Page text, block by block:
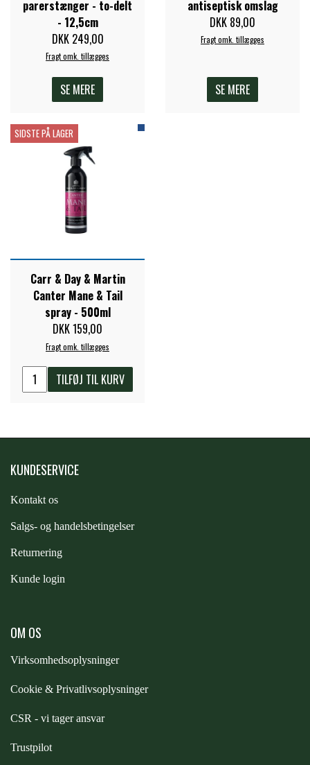
parerstænger - to-delt
- 12,5cm
DKK 249,00
Fragt omk. tillægges
SE MERE
antiseptisk omslag
DKK 89,00
Fragt omk. tillægges
SE MERE
SIDSTE PÅ LAGER
Carr & Day & Martin
Canter Mane & Tail
spray - 500ml
DKK 159,00
Fragt omk. tillægges
TILFØJ TIL KURV
KUNDESERVICE
Kontakt os
Salgs- og handelsbetingelser
Returnering
Kunde login
OM OS
Virksomhedsoplysninger
Cookie & Privatlivsoplysninger
CSR - vi tager ansvar
Trustpilot